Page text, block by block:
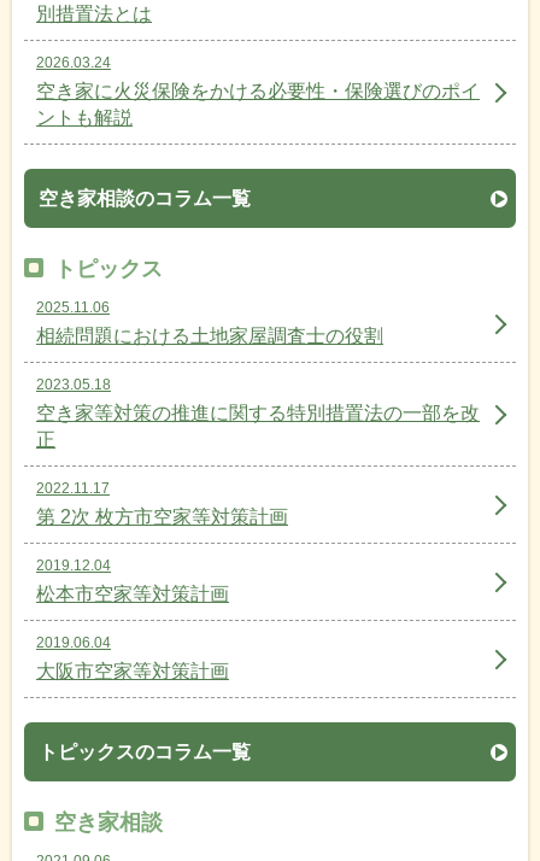
別措置法とは
2026.03.24
空き家に火災保険をかける必要性・保険選びのポイ
ントも解説
空き家相談のコラム一覧
トピックス
2025.11.06
相続問題における土地家屋調査士の役割
2023.05.18
空き家等対策の推進に関する特別措置法の一部を改
正
2022.11.17
第 2次 枚方市空家等対策計画
2019.12.04
松本市空家等対策計画
2019.06.04
大阪市空家等対策計画
トピックスのコラム一覧
空き家相談